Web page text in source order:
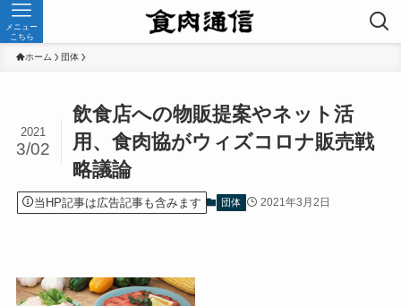
メニュー
こちら
ホーム 団体
飲食店への物販提案やネット活
用、食肉協がウィズコロナ販売戦
略議論
2021
3/02
当HP記事は広告記事も含みます 団体 2021年3月2日